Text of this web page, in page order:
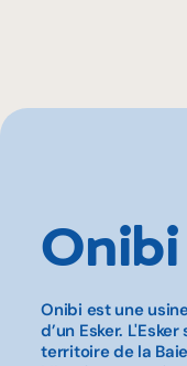
Onibi
Onibi est une
d’un Esker.
territoire de la